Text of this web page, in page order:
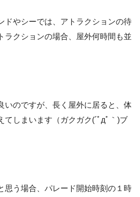
ドやシーでは、アトラクションの待
ラクションの場合、屋外何時間も並
いのですが、長く屋外に居ると、体
てしまいます（ガクガク(´ﾟдﾟ｀)ブ
思う場合、パレード開始時刻の１時